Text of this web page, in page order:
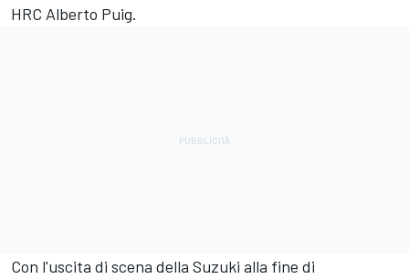
HRC Alberto Puig.
Con l'uscita di scena della Suzuki alla fine di